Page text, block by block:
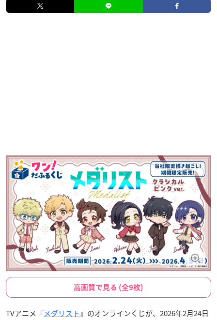
高画質で見る (全9枚)
TVアニメ『メダリスト』のオンラインくじが、2026年2月24日